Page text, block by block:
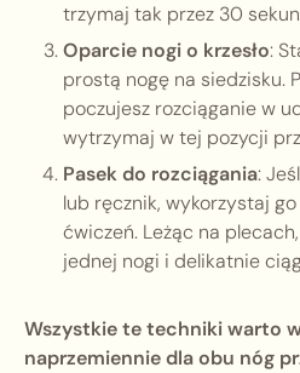
trzymaj tak przez 30
Oparcie nogi o krzesło:
prostą nogę na siedzisku.
poczujesz rozciąganie w
wytrzymaj w tej pozycji
Pasek do rozciągania:
lub ręcznik, wykorzystaj
ćwiczeń. Leżąc na
jednej nogi i delikatnie
Wszystkie te techniki warto
naprzemiennie dla obu nóg